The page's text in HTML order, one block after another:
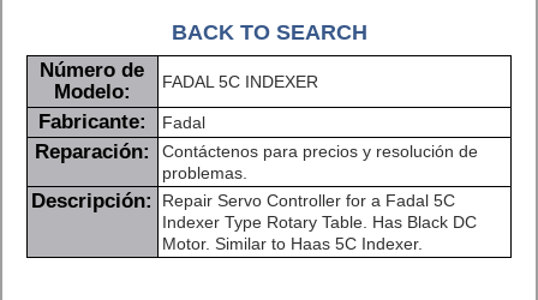
BACK TO SEARCH
Número de
Modelo:
FADAL 5C INDEXER
Fabricante: Fadal
Reparación:
Contáctenos para precios y resolución de
problemas.
Descripción:
Repair Servo Controller for a Fadal 5C
Indexer Type Rotary Table. Has Black DC
Motor. Similar to Haas 5C Indexer.